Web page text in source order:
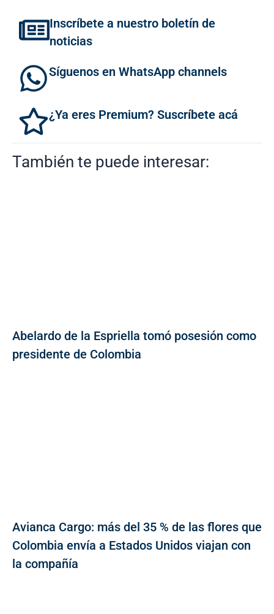
Inscríbete a nuestro boletín de
noticias
Síguenos en WhatsApp channels
¿Ya eres Premium? Suscríbete acá
También te puede interesar:
Abelardo de la Espriella tomó posesión como
presidente de Colombia
Avianca Cargo: más del 35 % de las flores que
Colombia envía a Estados Unidos viajan con
la compañía